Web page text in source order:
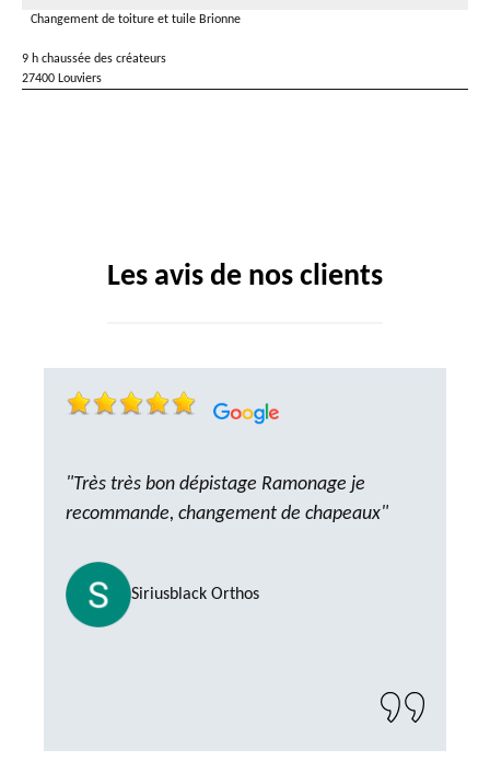
Changement de toiture et tuile Brionne
9 h chaussée des créateurs
27400 Louviers
Les avis de nos clients
"Très très bon dépistage Ramonage je
recommande, changement de chapeaux"
Siriusblack Orthos